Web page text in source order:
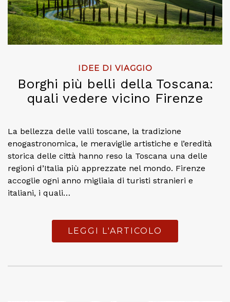
IDEE DI VIAGGIO
Borghi più belli della Toscana:
quali vedere vicino Firenze
La bellezza delle valli toscane, la tradizione
enogastronomica, le meraviglie artistiche e l’eredità
storica delle città hanno reso la Toscana una delle
regioni d’Italia più apprezzate nel mondo. Firenze
accoglie ogni anno migliaia di turisti stranieri e
italiani, i quali…
LEGGI L'ARTICOLO